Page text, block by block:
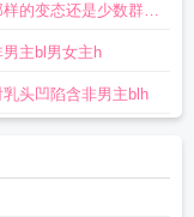
的变态还是少数群体
主bl男女主h
头凹陷含非男主blh